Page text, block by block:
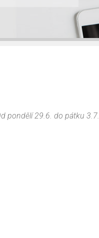
pondělí 29.6. do pátku 3.7.